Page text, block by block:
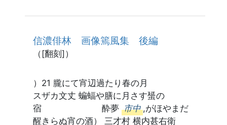
信濃俳林 画像篶風集 後編
（[翻刻]）
）21 朧にて宵辺過たり春の月
スザカ文丈 蝙蝠や膳に月さす蜑の
宿 酔夢 市中 ,がほやまだ
醒きらぬ宵の酒） 三才村 横内甚右衛